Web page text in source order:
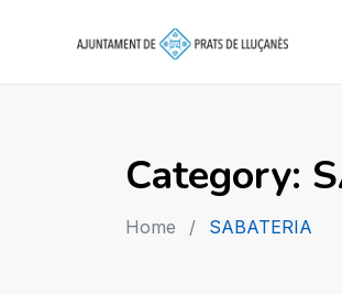
Category:
Home / SABATERIA